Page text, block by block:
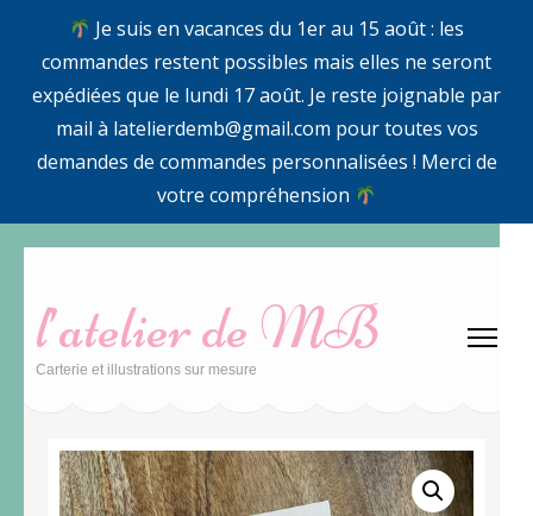
Je suis en vacances du 1er au 15 août : les
commandes restent possibles mais elles ne seront
expédiées que le lundi 17 août. Je reste joignable par
mail à latelierdemb@gmail.com pour toutes vos
demandes de commandes personnalisées ! Merci de
votre compréhension
contenu
(Pressez
l’atelier de MB
Carterie et illustrations sur mesure